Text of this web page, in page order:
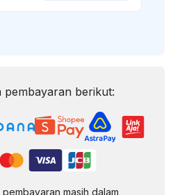
pembayaran berikut:
masih dalam